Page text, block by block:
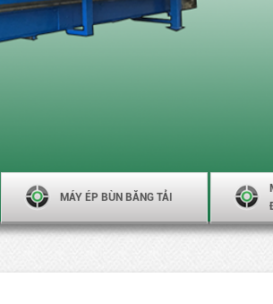
MÁY ÉP BÙN BĂNG TẢI